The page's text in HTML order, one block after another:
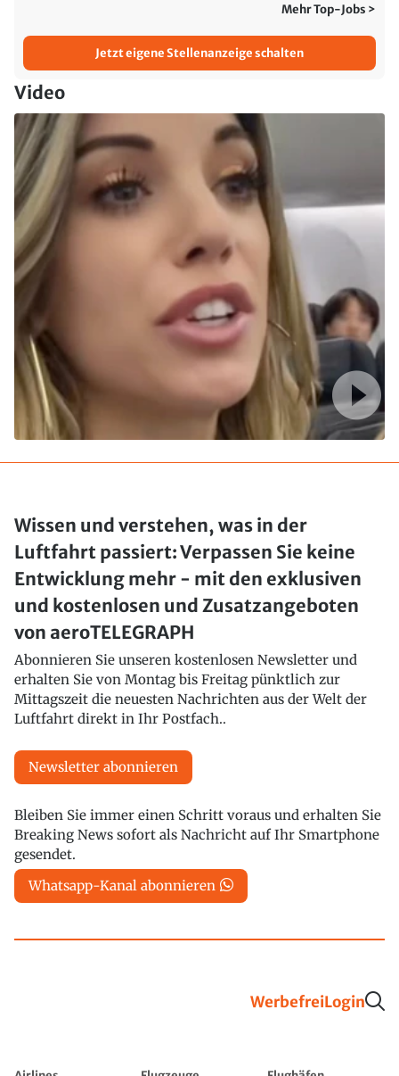
Mehr Top-Jobs >
Jetzt eigene Stellenanzeige schalten
Video
Wissen und verstehen, was in der
Luftfahrt passiert: Verpassen Sie keine
Entwicklung mehr - mit den exklusiven
und kostenlosen und Zusatzangeboten
von aeroTELEGRAPH
Abonnieren Sie unseren kostenlosen Newsletter und
erhalten Sie von Montag bis Freitag pünktlich zur
Mittagszeit die neuesten Nachrichten aus der Welt der
Luftfahrt direkt in Ihr Postfach..
Newsletter abonnieren
Bleiben Sie immer einen Schritt voraus und erhalten Sie
Breaking News sofort als Nachricht auf Ihr Smartphone
gesendet.
Whatsapp-Kanal abonnieren
WerbefreiLogin